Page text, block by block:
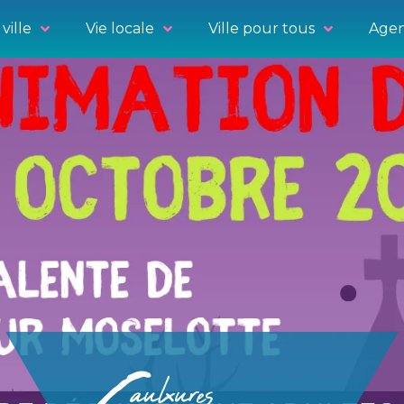
ville Vie locale Ville pour tous